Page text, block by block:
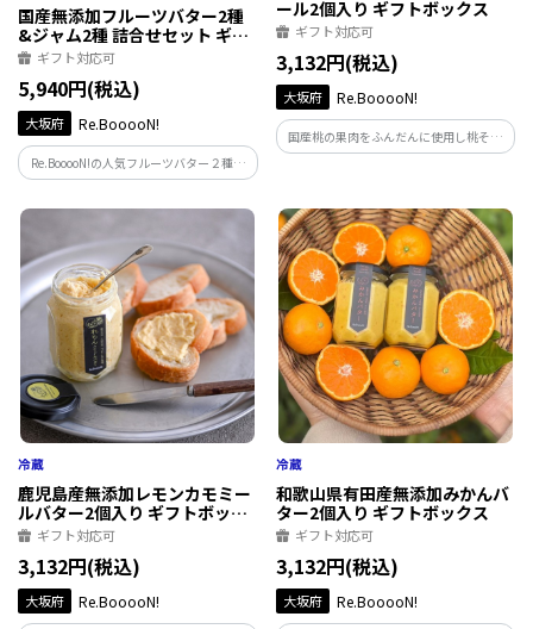
国産無添加フルーツバター2種
&ジャム2種 詰合せセット ギフ
トボックス
ギフト対応可
5,940円(税込)
大坂府 Re.BooooN!
Re.BooooN!の人気フルーツバター２種と
ジャム２種を詰め合わせました。お世話
になっている人やお友達などのプレゼン
ール2個入り ギフトボックス
ギフト対応可
3,132円(税込)
大坂府 Re.BooooN!
国産桃の果肉をふんだんに使用し桃その
ものを感じていただける、さらりとした
鹿児島産無添加レモンカモミー
ルバター2個入り ギフトボック
ス ギフト対応可
3,132円(税込)
大坂府 Re.BooooN!
和歌山県有田産無添加みかんバ
ター2個入り ギフトボックス
ギフト対応可
3,132円(税込)
大坂府 Re.BooooN!